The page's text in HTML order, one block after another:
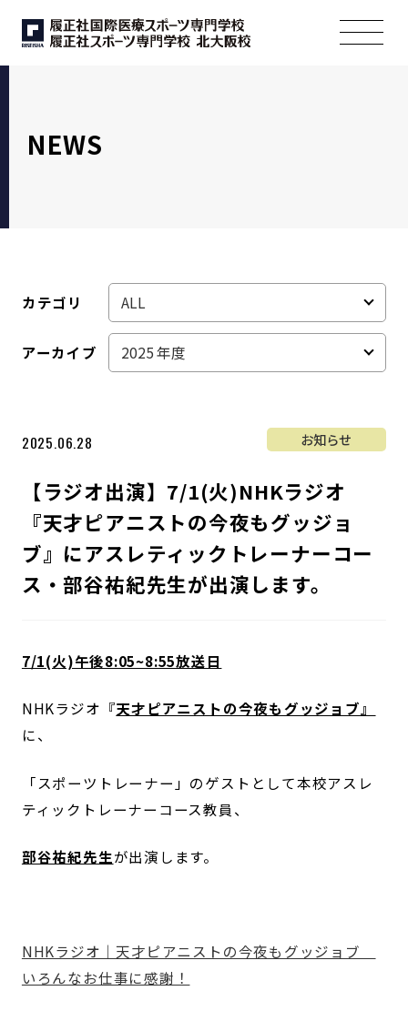
NEWS
カテゴリ
アーカイブ
2025.06.28 お知らせ
【ラジオ出演】7/1(火)NHKラジオ
『天才ピアニストの今夜もグッジョ
ブ』にアスレティックトレーナーコー
ス・部谷祐紀先生が出演します。
7/1(火)午後8:05~8:55放送日
NHKラジオ『天才ピアニストの今夜もグッジョブ』
に、
「スポーツトレーナー」のゲストとして本校アスレ
ティックトレーナーコース教員、
部谷祐紀先生が出演します。
NHKラジオ｜天才ピアニストの今夜もグッジョブ
いろんなお仕事に感謝！